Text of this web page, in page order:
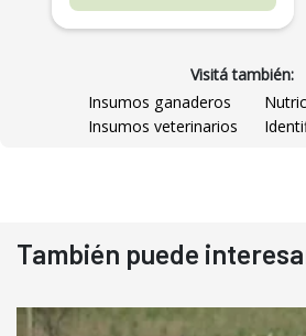
Visitá también:
Insumos ganaderos
Insumos veterinarios
También puede